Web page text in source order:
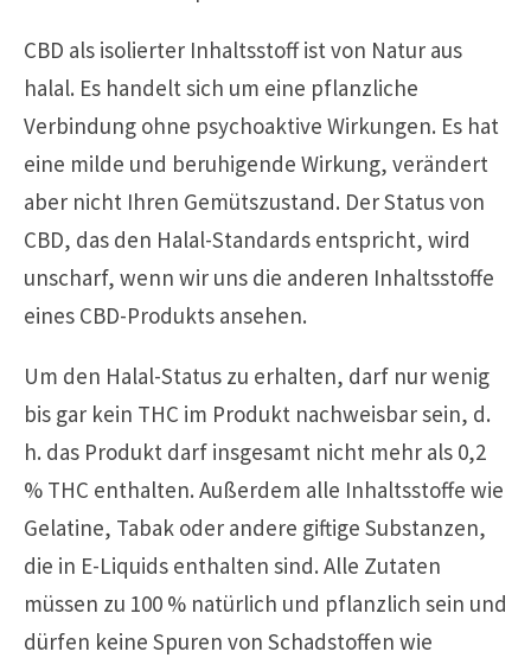
CBD als isolierter Inhaltsstoff ist von Natur aus
halal. Es handelt sich um eine pflanzliche
Verbindung ohne psychoaktive Wirkungen. Es hat
eine milde und beruhigende Wirkung, verändert
aber nicht Ihren Gemütszustand. Der Status von
CBD, das den Halal-Standards entspricht, wird
unscharf, wenn wir uns die anderen Inhaltsstoffe
eines CBD-Produkts ansehen.
Um den Halal-Status zu erhalten, darf nur wenig
bis gar kein THC im Produkt nachweisbar sein, d.
h. das Produkt darf insgesamt nicht mehr als 0,2
% THC enthalten. Außerdem alle Inhaltsstoffe wie
Gelatine, Tabak oder andere giftige Substanzen,
die in E-Liquids enthalten sind. Alle Zutaten
müssen zu 100 % natürlich und pflanzlich sein und
dürfen keine Spuren von Schadstoffen wie